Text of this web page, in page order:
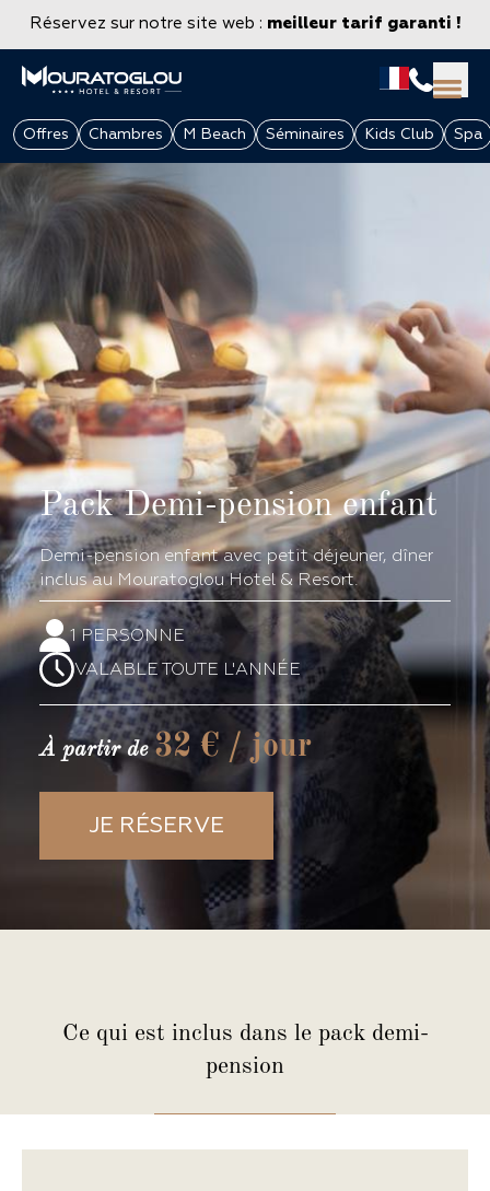
Réservez sur notre site web : meilleur tarif garanti !
GROUPES & ENTREPRISES
Offres Chambres M Beach Séminaires Kids Club Spa
PackDemi-pension enfant
Demi-pension enfant avec petit déjeuner, dîner
inclus au Mouratoglou Hotel & Resort.
1 PERSONNE
VALABLE TOUTE L'ANNÉE
À partir de32 € / jour
JE RÉSERVE
Ce qui est inclus dans le pack demi-
pension